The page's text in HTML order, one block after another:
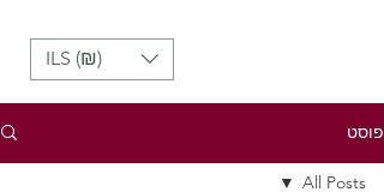
ILS (₪)
פוסט
All Posts